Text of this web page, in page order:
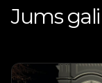
Jums